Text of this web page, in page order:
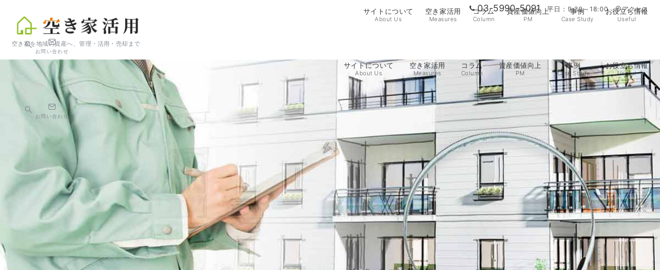
03-5990-5091 平日：9:30～18:00 アクセス
空き家を地域の資産へ、管理・活用・売却まで
サイトについて
About Us
空き家活用
Measures
コラム
Column
資産価値向上
PM
事例
Case Study
お役立ち情報
Useful
お問い合わせ
サイトについて
About Us
空き家活用
Measures
コラム
Column
資産価値向上
PM
事例
Case Study
お役立ち情報
Useful
お問い合わせ